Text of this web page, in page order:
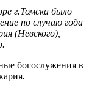
г.Томска было
по случаю года
(Невского),
богослужения в
.